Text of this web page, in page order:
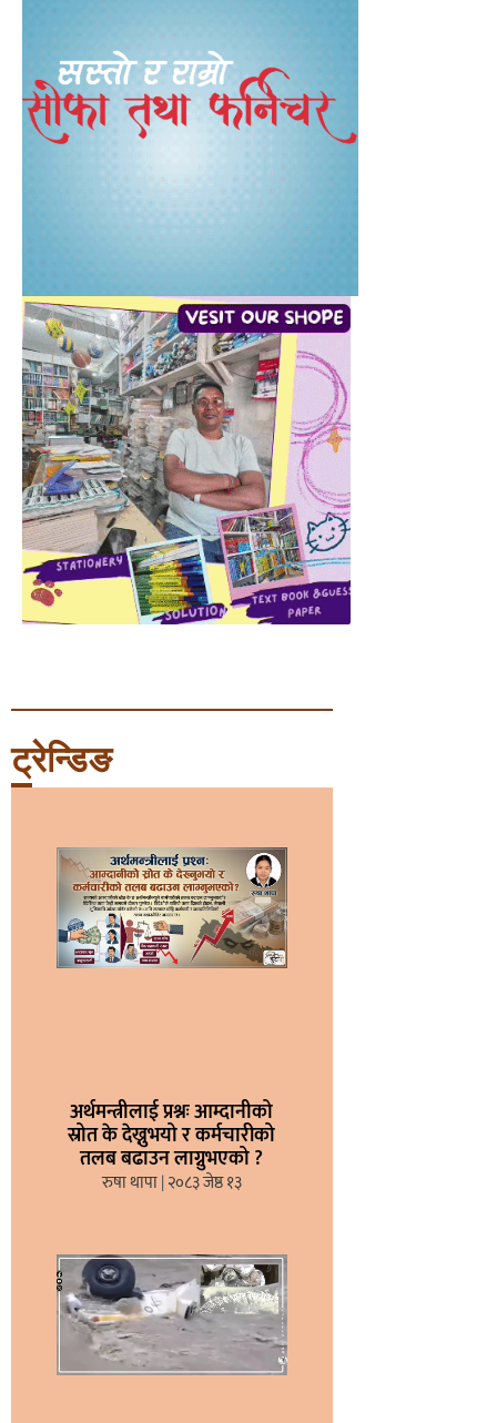
ट्रेन्डिङ
अर्थमन्त्रीलाई प्रश्नः आम्दानीको
स्रोत के देख्नुभयो र कर्मचारीको
तलब बढाउन लाग्नुभएको ?
रुषा थापा २०८३ जेष्ठ १३